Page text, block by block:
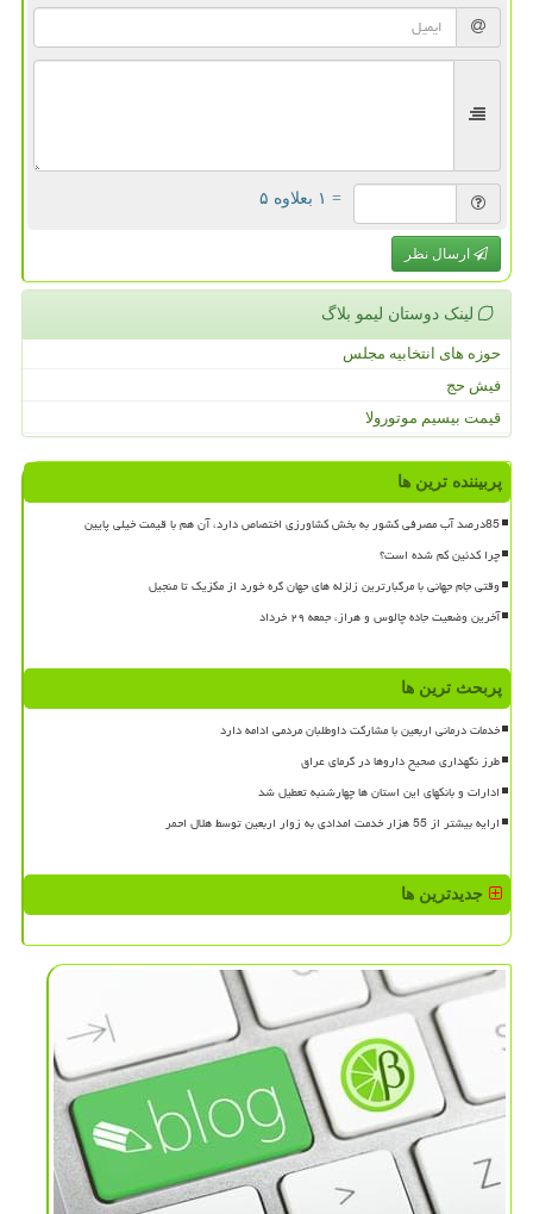
= ۱ بعلاوه ۵
ارسال نظر
لینک دوستان لیمو بلاگ
حوزه های انتخابیه مجلس
فیش حج
قیمت بیسیم موتورولا
پربیننده ترین ها
85درصد آب مصرفی کشور به بخش کشاورزی اختصاص دارد، آن هم با قیمت خیلی پایین
چرا کدئین کم شده است؟
وقتی جام جهانی با مرگبارترین زلزله های جهان گره خورد از مکزیک تا منجیل
آخرین وضعیت جاده چالوس و هراز، جمعه ۲۹ خرداد
پربحث ترین ها
خدمات درمانی اربعین با مشارکت داوطلبان مردمی ادامه دارد
طرز نگهداری صحیح داروها در گرمای عراق
ادارات و بانکهای این استان ها چهارشنبه تعطیل شد
ارایه بیشتر از 55 هزار خدمت امدادی به زوار اربعین توسط هلال احمر
جدیدترین ها